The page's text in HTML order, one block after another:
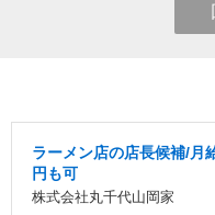
ラーメン店の店長候補/月
円も可
株式会社丸千代山岡家